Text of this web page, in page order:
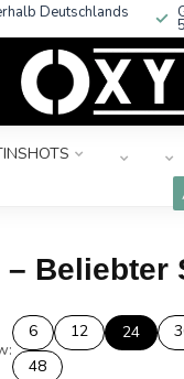
Deutschlands
Beliebter
6 12 24
48